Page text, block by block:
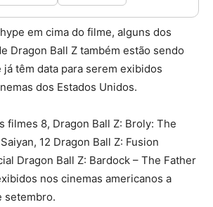
em cima do filme, alguns dos
Dragon Ball Z também estão sendo
têm data para serem exibidos
dos Estados Unidos.
filmes 8, Dragon Ball Z: Broly: The
12 Dragon Ball Z: Fusion
Dragon Ball Z: Bardock – The Father
nos cinemas americanos a
setembro.